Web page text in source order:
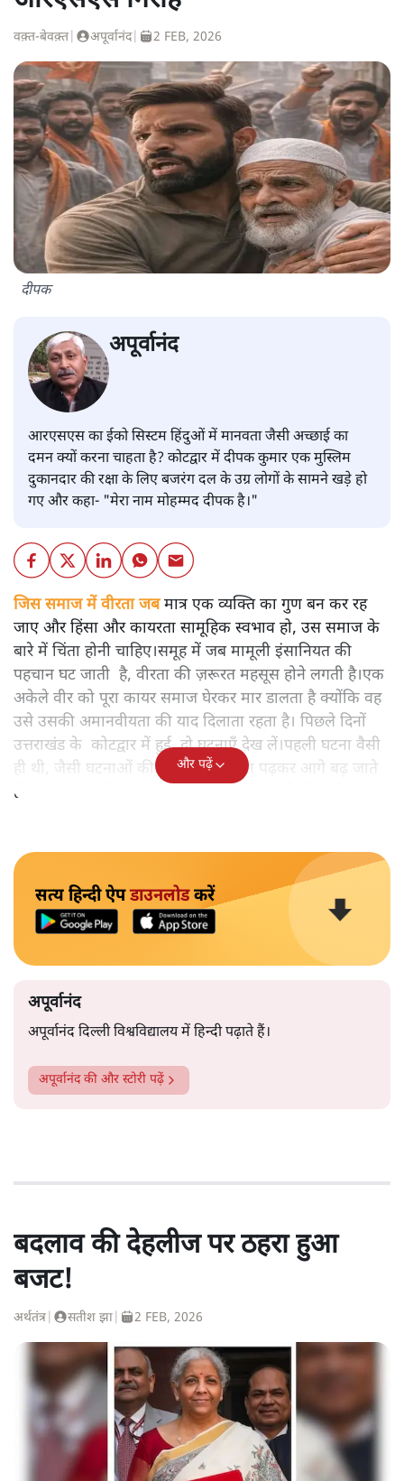
वक़्त-बेवक़्त अपूर्वानंद| 2 FEB, 2026
दीपक
अपूर्वानंद
आरएसएस का ईको सिस्टम हिंदुओं में मानवता जैसी अच्छाई का
दमन क्यों करना चाहता है? कोटद्वार में दीपक कुमार एक मुस्लिम
दुकानदार की रक्षा के लिए बजरंग दल के उग्र लोगों के सामने खड़े हो
गए और कहा- "मेरा नाम मोहम्मद दीपक है।"
जिस समाज में वीरता जबमात्र एक व्यक्ति का गुण बन कर रह
जाए और हिंसा और कायरता सामूहिक स्वभाव हो, उस समाज के
बारे में चिंता होनी चाहिए।समूह में जब मामूली इंसानियत की
पहचान घट जाती है, वीरता की ज़रूरत महसूस होने लगती है।एक
अकेले वीर को पूरा कायर समाज घेरकर मार डालता है क्योंकि वह
उसे उसकी अमानवीयता की याद दिलाता रहता है। पिछले दिनों
उत्तराखंड के कोटद्वार में हुई दो घटनाएँ देख लें।पहली घटना वैसी
ही थी, जैसी घटनाओं की खबर हम रोज़ाना पढ़कर आगे बढ़ जाते
हैं।भारत के तक़रीबन हर हिस्से से ऐसी खबर आती ही रहती है।
और पढ़ें
सत्य हिन्दी ऐपडाउनलोडकरें
अपूर्वानंद
अपूर्वानंद दिल्ली विश्वविद्यालय में हिन्दी पढ़ाते हैं।
अपूर्वानंदकी और स्टोरी पढ़ें
बदलाव की देहलीज पर ठहरा हुआ
बजट!
अर्थतंत्र सतीश झा 2 FEB, 2026